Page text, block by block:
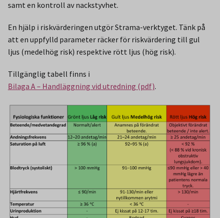
samt en kontroll av nackstyvhet.
En hjälp i riskvärderingen utgör Strama-verktyget. Tänk på
att en uppfylld parameter räcker för riskvärdering till gul
ljus (medelhög risk) respektive rött ljus (hög risk).
Tillgänglig tabell finns i
Bilaga A – Handläggning vid utredning (pdf).